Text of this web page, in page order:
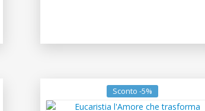
Sconto -5%